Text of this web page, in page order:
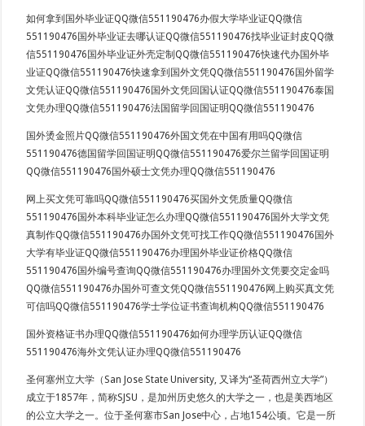
如何拿到国外毕业证QQ微信551190476办假大学毕业证QQ微信
551190476国外毕业证去哪认证QQ微信551190476找毕业证封皮QQ微
信551190476国外毕业证外壳定制QQ微信551190476快速代办国外毕
业证QQ微信551190476快速拿到国外文凭QQ微信551190476国外留学
文凭认证QQ微信551190476国外文凭回国认证QQ微信551190476泰国
文凭办理QQ微信551190476法国留学回国证明QQ微信551190476
国外烫金照片QQ微信551190476外国文凭在中国有用吗QQ微信
551190476德国留学回国证明QQ微信551190476爱尔兰留学回国证明
QQ微信551190476国外硕士文凭办理QQ微信551190476
网上买文凭可靠吗QQ微信551190476买国外文凭质量QQ微信
551190476国外本科毕业证怎么办理QQ微信551190476国外大学文凭
真制作QQ微信551190476办国外文凭可找工作QQ微信551190476国外
大学有毕业证QQ微信551190476办理国外毕业证价格QQ微信
551190476国外编号查询QQ微信551190476办理国外文凭要交定金吗
QQ微信551190476办国外可查文凭QQ微信551190476网上购买真文凭
可信吗QQ微信551190476学士学位证书查询机构QQ微信551190476
国外资格证书办理QQ微信551190476如何办理学历认证QQ微信
551190476海外文凭认证办理QQ微信551190476
圣何塞州立大学（San Jose State University, 又译为“圣荷西州立大学”）
成立于1857年，简称SJSU，是加州历史悠久的大学之一，也是美西地区
的公立大学之一。位于圣何塞市San Jose中心，占地154公顷。它是一所